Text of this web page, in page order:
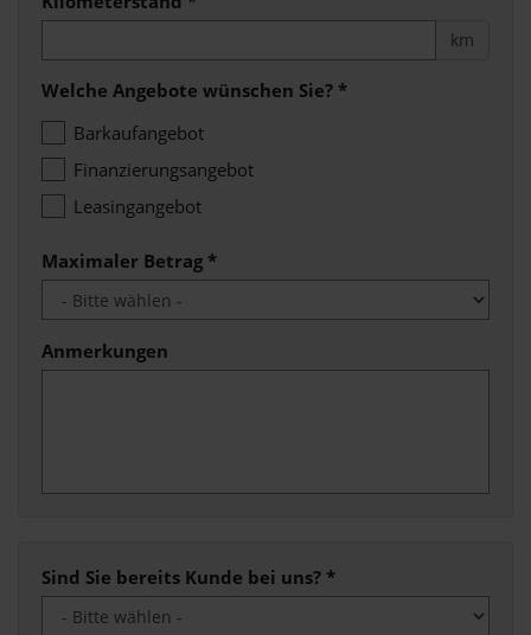
km
Welche Angebote wünschen Sie? *
Barkaufangebot
Finanzierungsangebot
Leasingangebot
Maximaler Betrag *
Anmerkungen
Sind Sie bereits Kunde bei uns? *